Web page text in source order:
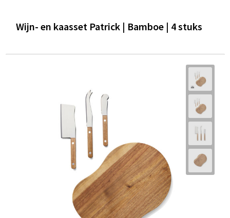
Wijn- en kaasset Patrick | Bamboe | 4 stuks